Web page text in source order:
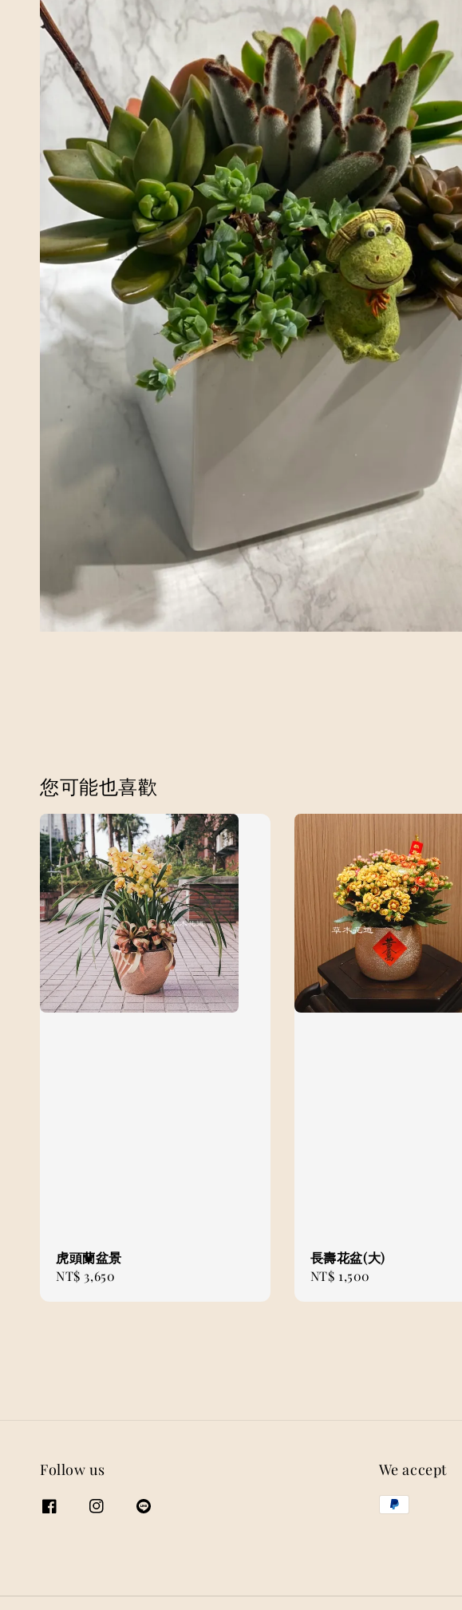
您可能也喜歡
虎頭蘭盆景
Regular
NT$ 3,650
長壽花盆(大)
Regular
NT$ 1,500
Follow us We accept